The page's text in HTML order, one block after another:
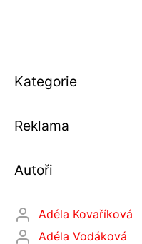
Kategorie
Reklama
Autoři
Adéla Kovaříková
Adéla Vodáková